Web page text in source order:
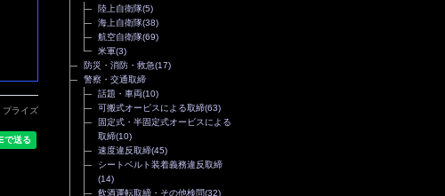
プライズ
陸上自衛隊(5)
海上自衛隊(38)
航空自衛隊(69)
米軍(3)
防災・消防・救急(17)
警察・交通取締
話題・車両(10)
可搬式オービスによる取締(63)
固定式・半固定式オービスによる
取締(10)
速度違反取締(45)
シートベルト装着義務違反取締
(14)
飲酒運転取締・その他検問(32)